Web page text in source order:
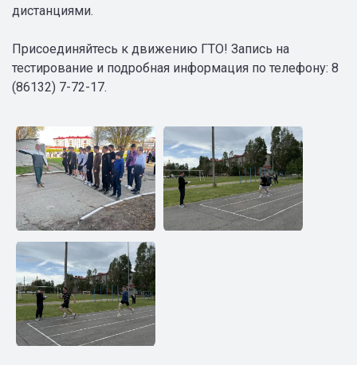
дистанциями.
Присоединяйтесь к движению ГТО! Запись на
тестирование и подробная информация по телефону: 8
(86132) 7-72-17.